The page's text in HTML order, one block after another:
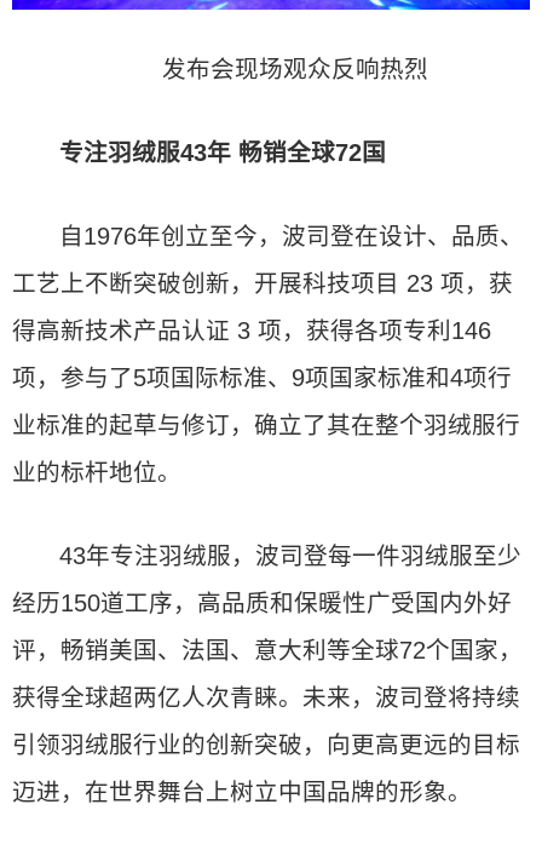
发布会现场观众反响热烈
专注羽绒服43年 畅销全球72国
自1976年创立至今，波司登在设计、品质、
工艺上不断突破创新，开展科技项目 23 项，获
得高新技术产品认证 3 项，获得各项专利146
项，参与了5项国际标准、9项国家标准和4项行
业标准的起草与修订，确立了其在整个羽绒服行
业的标杆地位。
43年专注羽绒服，波司登每一件羽绒服至少
经历150道工序，高品质和保暖性广受国内外好
评，畅销美国、法国、意大利等全球72个国家，
获得全球超两亿人次青睐。未来，波司登将持续
引领羽绒服行业的创新突破，向更高更远的目标
迈进，在世界舞台上树立中国品牌的形象。